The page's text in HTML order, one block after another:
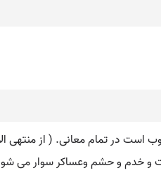
در تمام معانی. ( از منتهی
و خدم و حشم وعساکر سوار می